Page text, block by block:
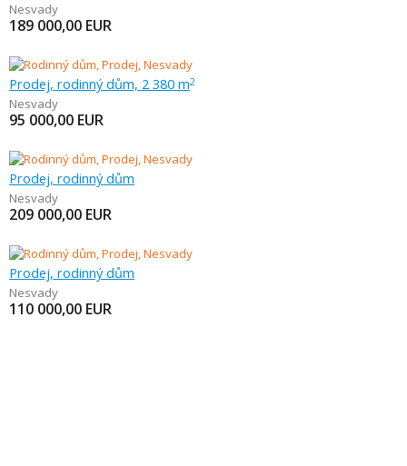
Nesvady
189 000,00 EUR
Prodej, rodinný dům, 2 380 m2
Nesvady
95 000,00 EUR
Prodej, rodinný dům
Nesvady
209 000,00 EUR
Prodej, rodinný dům
Nesvady
110 000,00 EUR